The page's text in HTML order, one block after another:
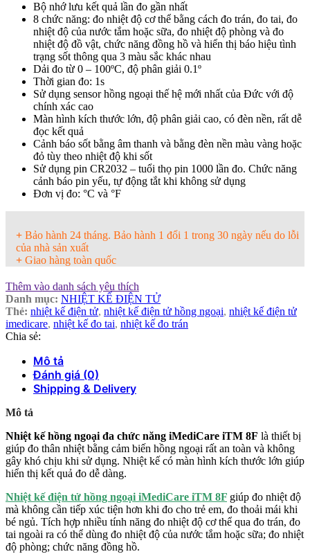
Bộ nhớ lưu kết quả lần đo gần nhất
8 chức năng: đo nhiệt độ cơ thể bằng cách đo trán, đo tai, đo
nhiệt độ của nước tắm hoặc sữa, đo nhiệt độ phòng và đo
nhiệt độ đồ vật, chức năng đồng hồ và hiển thị báo hiệu tình
trạng sốt thông qua 3 màu sắc khác nhau
Dải đo từ 0 – 100ºC, độ phân giải 0.1º
Thời gian đo: 1s
Sử dụng sensor hồng ngoại thế hệ mới nhất của Đức với độ
chính xác cao
Màn hình kích thước lớn, độ phân giải cao, có đèn nền, rất dễ
đọc kết quả
Cảnh báo sốt bằng âm thanh và bằng đèn nền màu vàng hoặc
đỏ tùy theo nhiệt độ khi sốt
Sử dụng pin CR2032 – tuổi thọ pin 1000 lần đo. Chức năng
cảnh báo pin yếu, tự động tắt khi không sử dụng
Đơn vị đo: °C và °F
+ Bảo hành 24 tháng. Bảo hành 1 đổi 1 trong 30 ngày nếu do lỗi
của nhà sản xuất
+ Giao hàng toàn quốc
Thêm vào danh sách yêu thích
Danh mục: NHIỆT KẾ ĐIỆN TỬ
Thẻ: nhiệt kế điện tử, nhiệt kế điện tử hồng ngoại, nhiệt kế điện tử
imedicare, nhiệt kế đo tai, nhiệt kế đo trán
Chia sẻ:
Mô tả
Đánh giá (0)
Shipping & Delivery
Mô tả
Nhiệt kế hồng ngoại đa chức năng iMediCare iTM 8F là thiết bị
giúp đo thân nhiệt bằng cảm biến hồng ngoại rất an toàn và không
gây khó chịu khi sử dụng. Nhiệt kế có màn hình kích thước lớn giúp
hiển thị kết quả đo dễ dàng.
Nhiệt kế điện tử hồng ngoại iMediCare iTM 8F giúp đo nhiệt độ
mà không cần tiếp xúc tiện hơn khi đo cho trẻ em, đo thoải mái khi
bé ngủ. Tích hợp nhiều tính năng đo nhiệt độ cơ thể qua đo trán, đo
tai ngoài ra có thể dùng đo nhiệt độ của nước tắm hoặc sữa; đo nhiệt
độ phòng; chức năng đồng hồ.